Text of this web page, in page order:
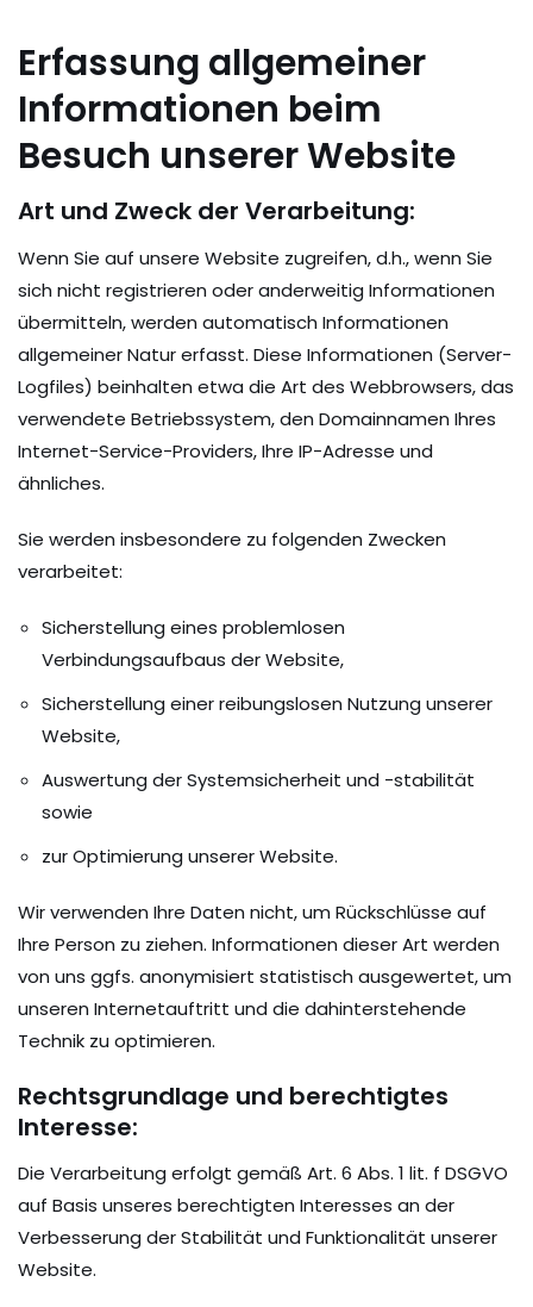
Erfassung allgemeiner
Informationen beim
Besuch unserer Website
Art und Zweck der Verarbeitung:
Wenn Sie auf unsere Website zugreifen, d.h., wenn Sie
sich nicht registrieren oder anderweitig Informationen
übermitteln, werden automatisch Informationen
allgemeiner Natur erfasst. Diese Informationen (Server-
Logfiles) beinhalten etwa die Art des Webbrowsers, das
verwendete Betriebssystem, den Domainnamen Ihres
Internet-Service-Providers, Ihre IP-Adresse und
ähnliches.
Sie werden insbesondere zu folgenden Zwecken
verarbeitet:
Sicherstellung eines problemlosen
Verbindungsaufbaus der Website,
Sicherstellung einer reibungslosen Nutzung unserer
Website,
Auswertung der Systemsicherheit und -stabilität
sowie
zur Optimierung unserer Website.
Wir verwenden Ihre Daten nicht, um Rückschlüsse auf
Ihre Person zu ziehen. Informationen dieser Art werden
von uns ggfs. anonymisiert statistisch ausgewertet, um
unseren Internetauftritt und die dahinterstehende
Technik zu optimieren.
Rechtsgrundlage und berechtigtes
Interesse:
Die Verarbeitung erfolgt gemäß Art. 6 Abs. 1 lit. f DSGVO
auf Basis unseres berechtigten Interesses an der
Verbesserung der Stabilität und Funktionalität unserer
Website.